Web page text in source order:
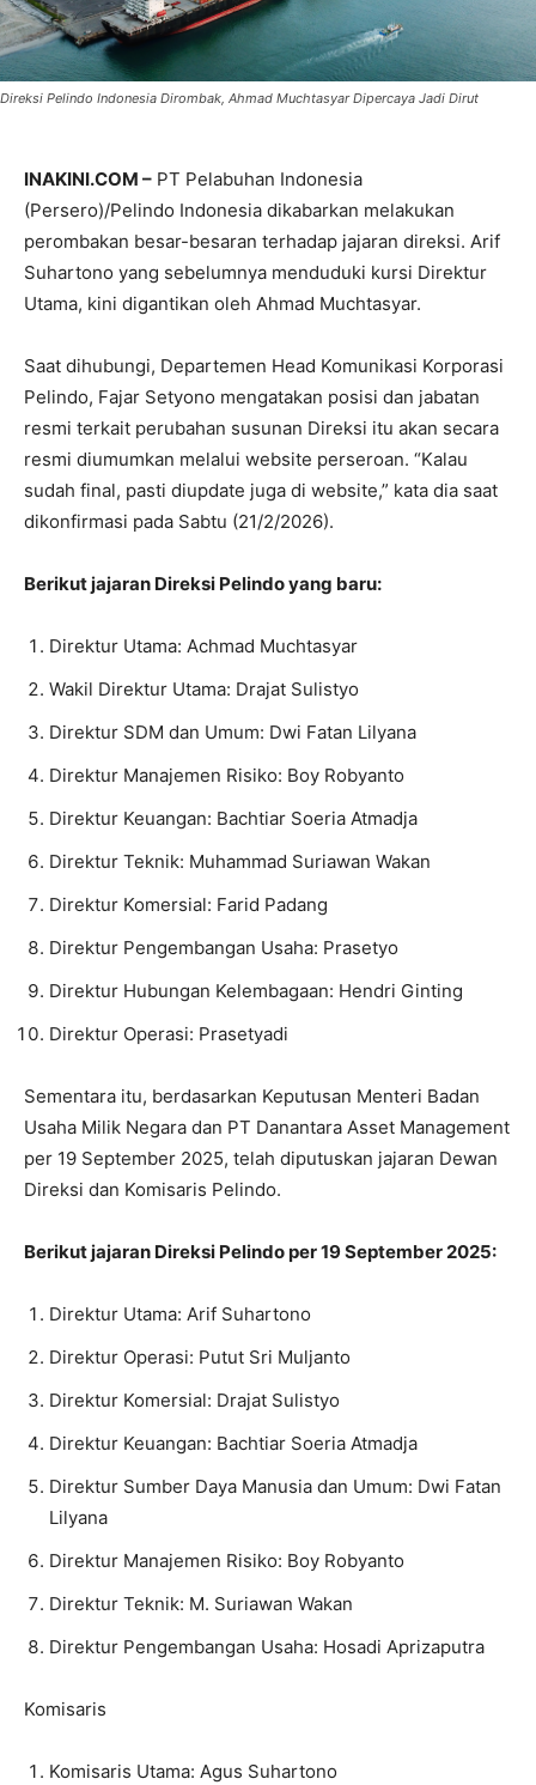
Direksi Pelindo Indonesia Dirombak, Ahmad Muchtasyar Dipercaya Jadi Dirut
INAKINI.COM – PT Pelabuhan Indonesia
(Persero)/Pelindo Indonesia dikabarkan melakukan
perombakan besar-besaran terhadap jajaran direksi. Arif
Suhartono yang sebelumnya menduduki kursi Direktur
Utama, kini digantikan oleh Ahmad Muchtasyar.
Saat dihubungi, Departemen Head Komunikasi Korporasi
Pelindo, Fajar Setyono mengatakan posisi dan jabatan
resmi terkait perubahan susunan Direksi itu akan secara
resmi diumumkan melalui website perseroan. “Kalau
sudah final, pasti diupdate juga di website,” kata dia saat
dikonfirmasi pada Sabtu (21/2/2026).
Berikut jajaran Direksi Pelindo yang baru:
Direktur Utama: Achmad Muchtasyar
⁠Wakil Direktur Utama: Drajat Sulistyo
⁠Direktur SDM dan Umum: Dwi Fatan Lilyana
⁠Direktur Manajemen Risiko: Boy Robyanto
⁠Direktur Keuangan: Bachtiar Soeria Atmadja
⁠Direktur Teknik: Muhammad Suriawan Wakan
⁠Direktur Komersial: Farid Padang
Direktur Pengembangan Usaha: Prasetyo
Direktur Hubungan Kelembagaan: Hendri Ginting
Direktur Operasi: Prasetyadi
Sementara itu, berdasarkan Keputusan Menteri Badan
Usaha Milik Negara dan PT Danantara Asset Management
per 19 September 2025, telah diputuskan jajaran Dewan
Direksi dan Komisaris Pelindo.
Berikut jajaran Direksi Pelindo per 19 September 2025:
Direktur Utama: Arif Suhartono
Direktur Operasi: Putut Sri Muljanto
Direktur Komersial: Drajat Sulistyo
Direktur Keuangan: Bachtiar Soeria Atmadja
Direktur Sumber Daya Manusia dan Umum: Dwi Fatan
Lilyana
Direktur Manajemen Risiko: Boy Robyanto
Direktur Teknik: M. Suriawan Wakan
Direktur Pengembangan Usaha: Hosadi Aprizaputra
Komisaris
Komisaris Utama: Agus Suhartono